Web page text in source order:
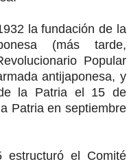
la fundación de la
(más tarde,
Popular
antijaponesa, y
la Patria el 15 de
Patria en septiembre
el Comité